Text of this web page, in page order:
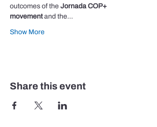
outcomes of the Jornada COP+
movement and the…
Show More
Share this event